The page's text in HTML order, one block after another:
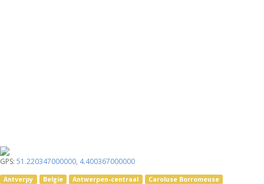
GPS: 51.220347000000, 4.400367000000
Antverpy Belgie Antwerpen-centraal
Caroluse Borromeuse